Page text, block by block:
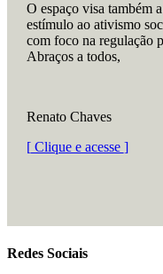
O espaço visa também
estímulo ao ativismo
com foco na regulação
Abraços a todos,
Renato Chaves
[Clique e acesse ]
Redes Sociais